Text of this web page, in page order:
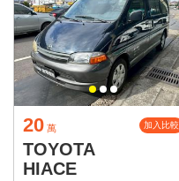
20 萬 加入比較
TOYOTA
HIACE